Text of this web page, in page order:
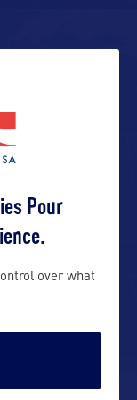
Pour
over what